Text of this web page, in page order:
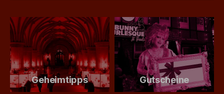
Geheimtipps Gutscheine